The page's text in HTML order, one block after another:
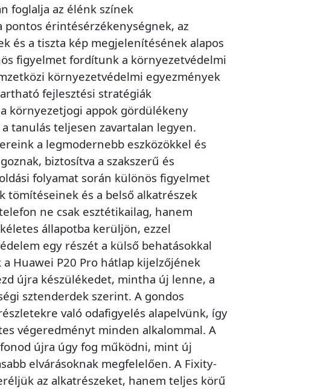
foglalja az élénk színek
pontos érintésérzékenységnek, az
és a tiszta kép megjelenítésének alapos
figyelmet fordítunk a környezetvédelmi
környezetvédelmi egyezmények
fejlesztési stratégiák
környezetjogi appok gördülékeny
tanulás teljesen zavartalan legyen.
a legmodernebb eszközökkel és
biztosítva a szakszerű és
folyamat során különös figyelmet
tömítéseinek és a belső alkatrészek
ne csak esztétikailag, hanem
állapotba kerüljön, ezzel
egy részét a külső behatásokkal
a Huawei P20 Pro hátlap kijelzőjének
újra készülékedet, mintha új lenne, a
sztenderdek szerint. A gondos
való odafigyelés alapelvünk, így
végeredményt minden alkalommal. A
újra úgy fog működni, mint új
elvárásoknak megfelelően. A Fixity-
az alkatrészeket, hanem teljes körű